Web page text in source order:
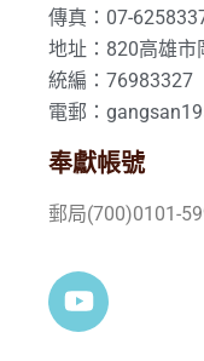
傳真：07-
地址：820高雄市
統編：76983327
電郵：
奉獻帳號
郵局(700)0101-